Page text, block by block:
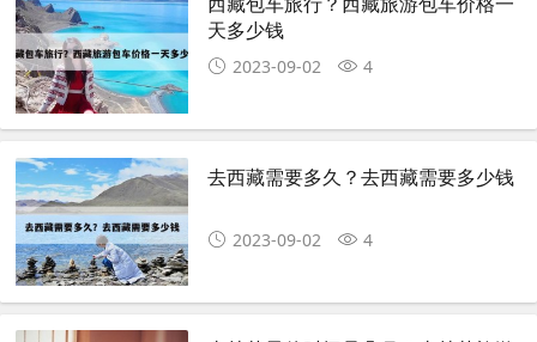
天多少钱
2023-09-02 4
去西藏需要多久？去西藏需要多少钱
2023-09-02 4